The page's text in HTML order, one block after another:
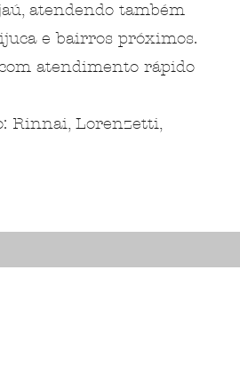
atendendo também
e bairros próximos.
atendimento rápido
Rinnai, Lorenzetti,